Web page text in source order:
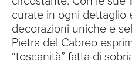
curate in ogni dettaglio
decorazioni uniche e
Pietra del Cabreo
“toscanità” fatta di